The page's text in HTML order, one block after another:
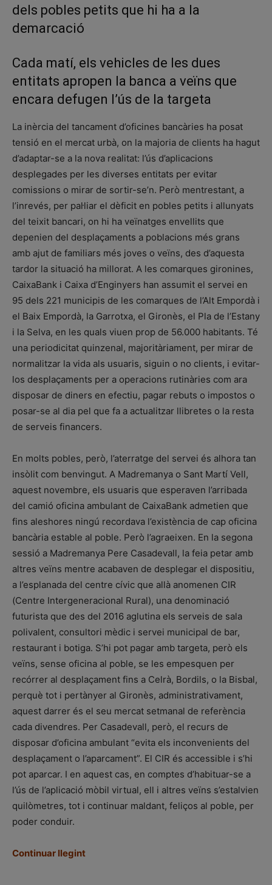
dels pobles petits que hi ha a la
demarcació
Cada matí, els vehicles de les dues
entitats apropen la banca a veïns que
encara defugen l’ús de la targeta
La inèrcia del tancament d’oficines bancàries ha posat
tensió en el mercat urbà, on la majoria de clients ha hagut
d’adaptar-se a la nova realitat: l’ús d’aplicacions
desplegades per les diverses entitats per evitar
comissions o mirar de sortir-se’n. Però mentrestant, a
l’inrevés, per pal·liar el dèficit en pobles petits i allunyats
del teixit bancari, on hi ha veïnatges envellits que
depenien del desplaçaments a poblacions més grans
amb ajut de familiars més joves o veïns, des d’aquesta
tardor la situació ha millorat. A les comarques gironines,
CaixaBank i Caixa d’Enginyers han assumit el servei en
95 dels 221 municipis de les comarques de l’Alt Empordà i
el Baix Empordà, la Garrotxa, el Gironès, el Pla de l’Estany
i la Selva, en les quals viuen prop de 56.000 habitants. Té
una periodicitat quinzenal, majoritàriament, per mirar de
normalitzar la vida als usuaris, siguin o no clients, i evitar-
los desplaçaments per a operacions rutinàries com ara
disposar de diners en efectiu, pagar rebuts o impostos o
posar-se al dia pel que fa a actualitzar llibretes o la resta
de serveis financers.
En molts pobles, però, l’aterratge del servei és alhora tan
insòlit com benvingut. A Madremanya o Sant Martí Vell,
aquest novembre, els usuaris que esperaven l’arribada
del camió oficina ambulant de CaixaBank admetien que
fins aleshores ningú recordava l’existència de cap oficina
bancària estable al poble. Però l’agraeixen. En la segona
sessió a Madremanya Pere Casadevall, la feia petar amb
altres veïns mentre acabaven de desplegar el dispositiu,
a l’esplanada del centre cívic que allà anomenen CIR
(Centre Intergeneracional Rural), una denominació
futurista que des del 2016 aglutina els serveis de sala
polivalent, consultori mèdic i servei municipal de bar,
restaurant i botiga. S’hi pot pagar amb targeta, però els
veïns, sense oficina al poble, se les empesquen per
recórrer al desplaçament fins a Celrà, Bordils, o la Bisbal,
perquè tot i pertànyer al Gironès, administrativament,
aquest darrer és el seu mercat setmanal de referència
cada divendres. Per Casadevall, però, el recurs de
disposar d’oficina ambulant “evita els inconvenients del
desplaçament o l’aparcament”. El CIR és accessible i s’hi
pot aparcar. I en aquest cas, en comptes d’habituar-se a
l’ús de l’aplicació mòbil virtual, ell i altres veïns s’estalvien
quilòmetres, tot i continuar maldant, feliços al poble, per
poder conduir.
Continuar llegint